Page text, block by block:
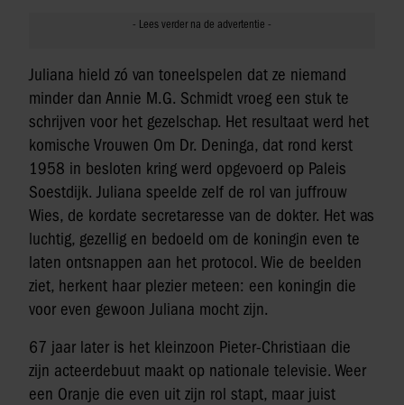
Juliana hield zó van toneelspelen dat ze niemand
minder dan Annie M.G. Schmidt vroeg een stuk te
schrijven voor het gezelschap. Het resultaat werd het
komische Vrouwen Om Dr. Deninga, dat rond kerst
1958 in besloten kring werd opgevoerd op Paleis
Soestdijk. Juliana speelde zelf de rol van juffrouw
Wies, de kordate secretaresse van de dokter. Het was
luchtig, gezellig en bedoeld om de koningin even te
laten ontsnappen aan het protocol. Wie de beelden
ziet, herkent haar plezier meteen: een koningin die
voor even gewoon Juliana mocht zijn.
67 jaar later is het kleinzoon Pieter-Christiaan die
zijn acteerdebuut maakt op nationale televisie. Weer
een Oranje die even uit zijn rol stapt, maar juist